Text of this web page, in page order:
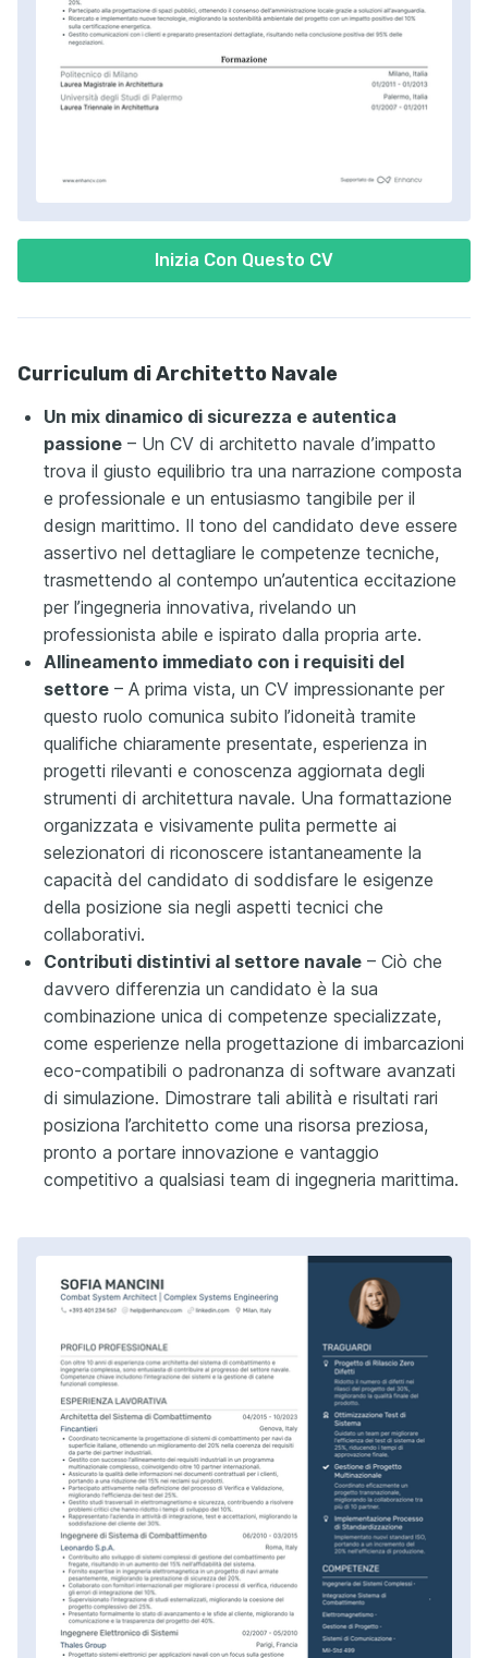
Inizia Con Questo CV
Curriculum di Architetto Navale
Un mix dinamico di sicurezza e autentica
passione – Un CV di architetto navale d’impatto
trova il giusto equilibrio tra una narrazione composta
e professionale e un entusiasmo tangibile per il
design marittimo. Il tono del candidato deve essere
assertivo nel dettagliare le competenze tecniche,
trasmettendo al contempo un’autentica eccitazione
per l’ingegneria innovativa, rivelando un
professionista abile e ispirato dalla propria arte.
Allineamento immediato con i requisiti del
settore – A prima vista, un CV impressionante per
questo ruolo comunica subito l’idoneità tramite
qualifiche chiaramente presentate, esperienza in
progetti rilevanti e conoscenza aggiornata degli
strumenti di architettura navale. Una formattazione
organizzata e visivamente pulita permette ai
selezionatori di riconoscere istantaneamente la
capacità del candidato di soddisfare le esigenze
della posizione sia negli aspetti tecnici che
collaborativi.
Contributi distintivi al settore navale – Ciò che
davvero differenzia un candidato è la sua
combinazione unica di competenze specializzate,
come esperienze nella progettazione di imbarcazioni
eco-compatibili o padronanza di software avanzati
di simulazione. Dimostrare tali abilità e risultati rari
posiziona l’architetto come una risorsa preziosa,
pronto a portare innovazione e vantaggio
competitivo a qualsiasi team di ingegneria marittima.